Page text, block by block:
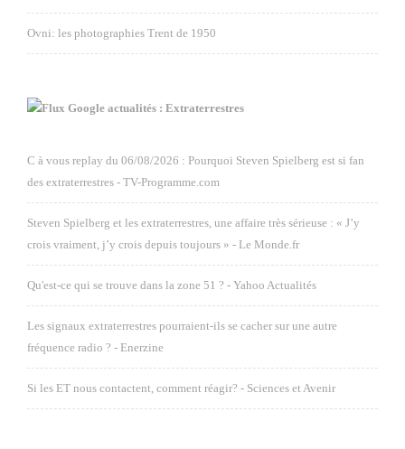
Ovni: les photographies Trent de 1950
Google actualités : Extraterrestres
C à vous replay du 06/08/2026 : Pourquoi Steven Spielberg est si fan
des extraterrestres - TV-Programme.com
Steven Spielberg et les extraterrestres, une affaire très sérieuse : « J’y
crois vraiment, j’y crois depuis toujours » - Le Monde.fr
Qu'est-ce qui se trouve dans la zone 51 ? - Yahoo Actualités
Les signaux extraterrestres pourraient-ils se cacher sur une autre
fréquence radio ? - Enerzine
Si les ET nous contactent, comment réagir? - Sciences et Avenir